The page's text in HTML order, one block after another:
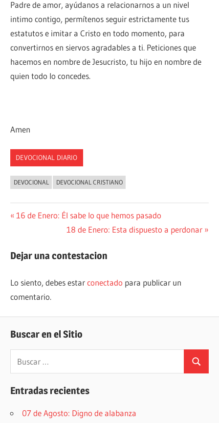
Padre de amor, ayúdanos a relacionarnos a un nivel
intimo contigo, permítenos seguir estrictamente tus
estatutos e imitar a Cristo en todo momento, para
convertirnos en siervos agradables a ti. Peticiones que
hacemos en nombre de Jesucristo, tu hijo en nombre de
quien todo lo concedes.
Amen
DEVOCIONAL DIARIO
DEVOCIONAL DEVOCIONAL CRISTIANO
Navegación
entradas
Entrada
16 de Enero: Él sabe lo que hemos pasado
Siguiente
18 de Enero: Esta dispuesto a perdonar
Dejar una contestacion
Lo siento, debes estarconectado para publicar un
comentario.
Buscar en el Sitio
Buscar:
Buscar
Entradas recientes
07 de Agosto: Digno de alabanza